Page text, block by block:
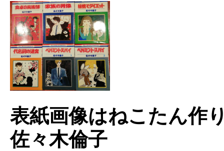
表紙画像はねこたん作
佐々木倫子